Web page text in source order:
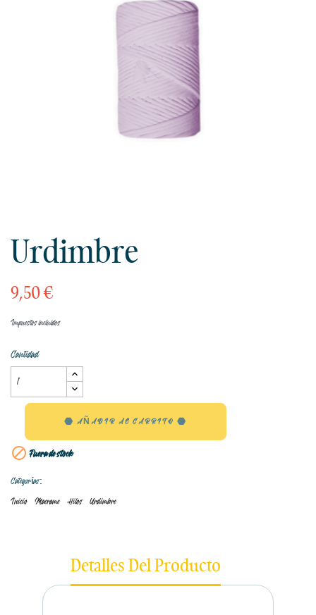
Urdimbre
9,50 €
Impuestos incluidos
Cantidad
AÑADIR AL CARRITO
 Fuera de stock
Categorías:
Inicio Macrame Hilos Urdimbre
Detalles Del Producto